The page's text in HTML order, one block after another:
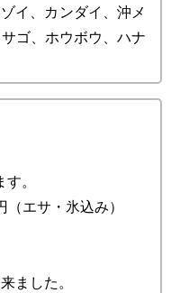
イ、カンダイ、沖メ
ゴ、ホウボウ、ハナ
。
エサ・氷込み）
ました。